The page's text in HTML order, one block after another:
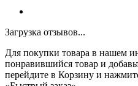
Загрузка отзывов...
Для покупки товара в нашем
понравившийся товар и
перейдите в Корзину и